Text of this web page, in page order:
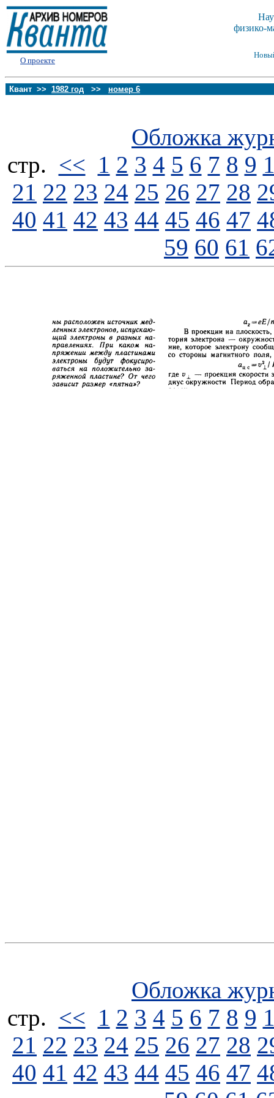
О проекте
физико-
Квант >> 1982 год >> номер 6
Обложка
стp. << 1 2 3 4 5 6 7 8 9
21 22 23 24 25 26 27 28
40 41 42 43 44 45 46 47
59 60 61
Обложка
стp. << 1 2 3 4 5 6 7 8 9
21 22 23 24 25 26 27 28
40 41 42 43 44 45 46 47